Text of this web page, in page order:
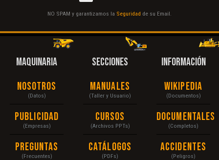
NO SPAM y garantizamos la Seguridad de su Email.
MAQUINARIA
Nosotros
(Datos)
Publicidad
(Empresas)
Preguntas
(Frecuentes)
SECCIONES
Manuales
(Taller y Usuario)
Cursos
(Archivos PPTs)
Catálogos
(PDFs)
INFORMACIÓN
Wikipedia
(Documentos)
Documentales
(Completos)
Accidentes
(Peligros)